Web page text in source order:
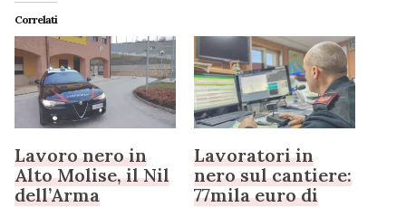
Correlati
Lavoro nero in
Alto Molise, il Nil
dell’Arma
Lavoratori in
nero sul cantiere:
77mila euro di